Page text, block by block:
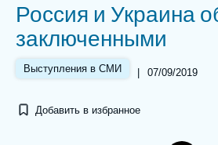
principale
Ifri
Анализы
Россия и Украина
заключенными
Выступления в СМИ | 07/09/2019
Добавить в избранное